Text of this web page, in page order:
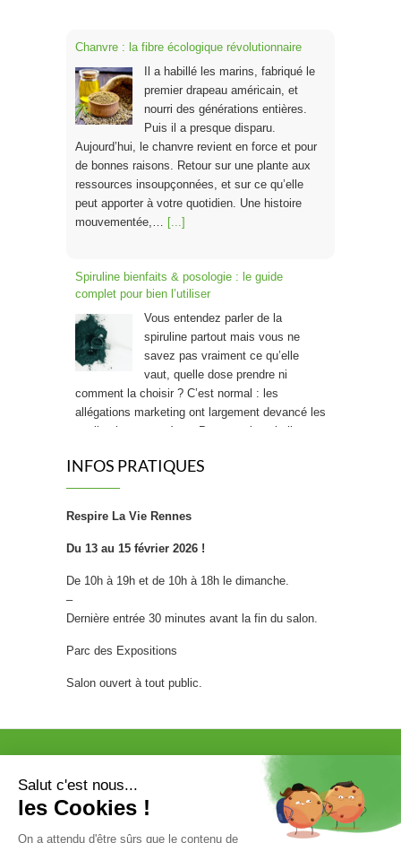
Chanvre : la fibre écologique révolutionnaire
Il a habillé les marins, fabriqué le
premier drapeau américain, et
nourri des générations entières.
Puis il a presque disparu.
Aujourd’hui, le chanvre revient en force et pour
de bonnes raisons. Retour sur une plante aux
ressources insoupçonnées, et sur ce qu’elle
peut apporter à votre quotidien. Une histoire
mouvementée,…
[...]
Spiruline bienfaits & posologie : le guide
complet pour bien l’utiliser
Vous entendez parler de la
spiruline partout mais vous ne
savez pas vraiment ce qu’elle
vaut, quelle dose prendre ni
comment la choisir ? C’est normal : les
allégations marketing ont largement devancé les
explications concrètes. Pourtant, la spiruline est
scientifiquement parmi les superaliments.…
5 routines naturelles pour s’endormir rapidement
Difficultés d’endormissement,
réparateur… Les troubles du
d’un Français sur trois selon l’INSV. Pourtant,
existe des rituels simples, naturels et efficaces
pour retrouver des nuits paisibles. En associant
Allergies printanières : 8 remèdes naturels pour
Le printemps s’installe, et avec lui
les pollens de cyprès, platanes,
frênes, chênes et graminées. Pour
INFOS PRATIQUES
Respire La Vie Rennes
Du 13 au 15 février 2026 !
De 10h à 19h et de 10h à 18h le dimanche.
–
Dernière entrée 30 minutes avant la fin du salon.
Parc des Expositions
Salon ouvert à tout public.